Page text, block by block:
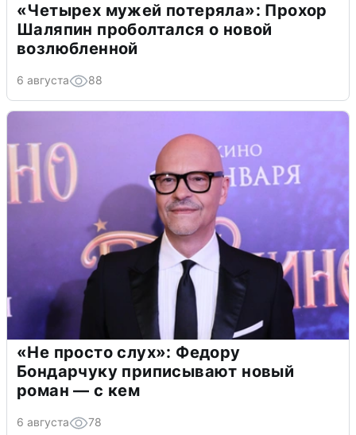
«Четырех мужей потеряла»: Прохор
Шаляпин проболтался о новой
возлюбленной
6 августа 88
«Не просто слух»: Федору
Бондарчуку приписывают новый
роман — с кем
6 августа 78